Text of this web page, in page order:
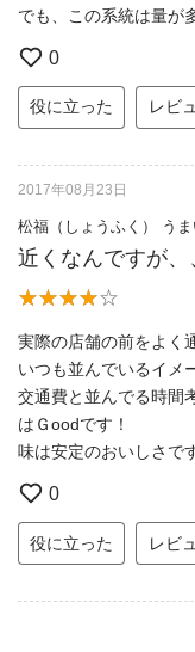
でも、この系統は量が
0
役に立った レビ
2017年08月23日
松福（しょうふく） う
近くなんですが、
実際の店舗の前をよく
いつも並んでいるイメ
交通費と並んでる時間
はＧoodです！
味は安定のおいしさで
0
役に立った レビ